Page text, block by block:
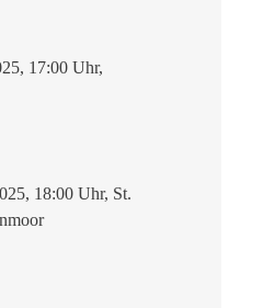
17:00 Uhr,
18:00 Uhr, St.